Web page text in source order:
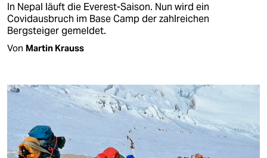
In Nepal läuft die Everest-Saison. Nun wird ein
Covidausbruch im Base Camp der zahlreichen
Bergsteiger gemeldet.
Von Martin Krauss